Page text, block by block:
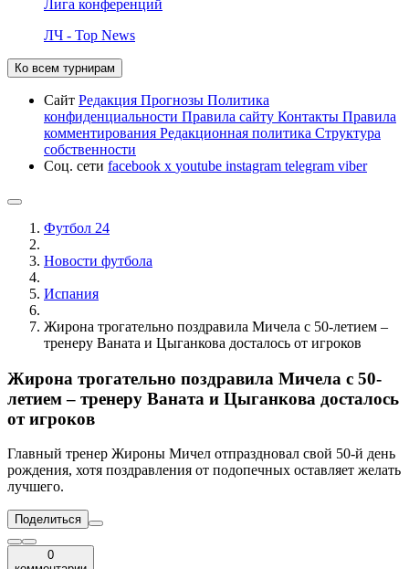
Лига конференций
ЛЧ - Top News
Ко всем турнирам
Сайт Редакция Прогнозы Политика
конфиденциальности Правила сайту Контакты Правила
комментирования Редакционная политика Структура
собственности
Соц. сети facebook x youtube instagram telegram viber
Футбол 24
Новости футбола
Испания
Жирона трогательно поздравила Мичела с 50-летием –
тренеру Ваната и Цыганкова досталось от игроков
Жирона трогательно поздравила Мичела с 50-
летием – тренеру Ваната и Цыганкова досталось
от игроков
Главный тренер Жироны Мичел отпраздновал свой 50-й день
рождения, хотя поздравления от подопечных оставляет желать
лучшего.
Поделиться
0